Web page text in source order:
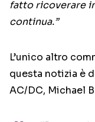
fatto ricoverare
continua.”
L’unico altro
questa notizia è
AC/DC, Michael